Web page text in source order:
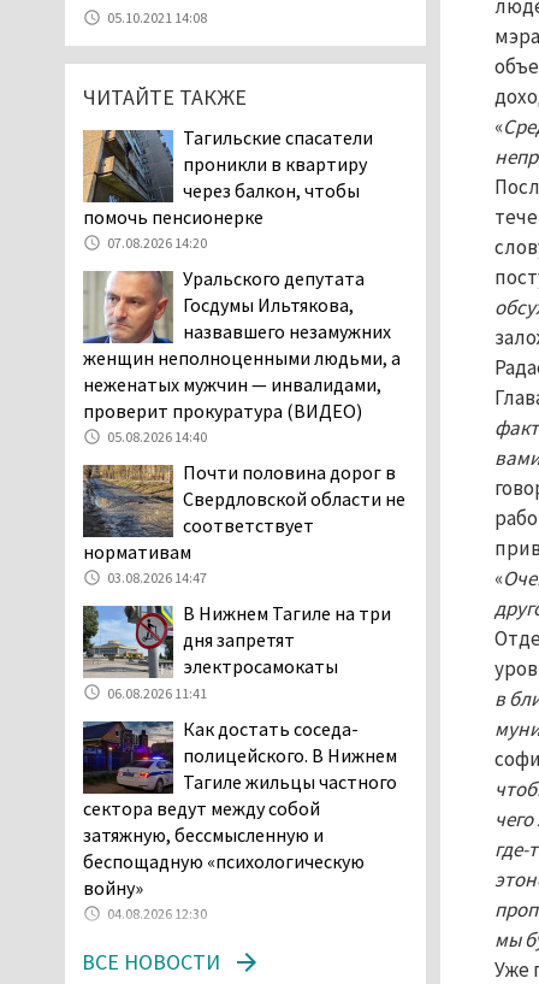
«
«
в
где-
мы
Уже
Тагильские спасатели
помогли заблудившемуся
в лесу мужчине найти
06.08.2026 16:28
Прокуратура
Дзержинского района
Нижнего Тагила
отношении «Водоканала-НТ» из-за
отсутствия холодной воды
06.08.2026 15:42
Двое детей пострадали
при сходе трамвая с
рельсов в Нижнем Тагиле
Правительство РФ
разрешило производство
и продажу бензина класса
«Евро-2», в котором содержание
«Евро-5». Это опасно для здоровья и
повышает износ автомобиля
06.08.2026 13:53
больнице № 3 Нижнего
Тагила опровергли
обвинения родителей, которые
заявили, что их дочь в палате
покусала бельевая вошь
06.08.2026 13:02
В Нижнем Тагиле на три
электросамокаты
05.10.2021 14:08
ЧИТАЙТЕ ТАКЖЕ
Тагильские спасатели
проникли в квартиру
через балкон, чтобы
помочь пенсионерке
07.08.2026 14:20
Уральского депутата
Госдумы Ильтякова,
назвавшего незамужних
женщин неполноценными людьми, а
неженатых мужчин — инвалидами,
проверит прокуратура (ВИДЕО)
05.08.2026 14:40
Почти половина дорог в
Свердловской области не
соответствует
нормативам
03.08.2026 14:47
В Нижнем Тагиле на три
дня запретят
электросамокаты
06.08.2026 11:41
Как достать соседа-
полицейского. В Нижнем
Тагиле жильцы частного
сектора ведут между собой
затяжную, бессмысленную и
беспощадную «психологическую
войну»
04.08.2026 12:30
ВСЕ НОВОСТИ